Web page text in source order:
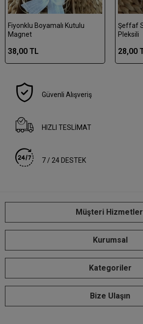
Fiyonklu Boyamalı Kutulu
Magnet
38,00 TL
Şeffaf
Pleksili
28,00
Güvenli Alışveriş
HIZLI TESLİMAT
7 / 24 DESTEK
Müşteri
Kurumsal
Kategoriler
Bize Ulaşın